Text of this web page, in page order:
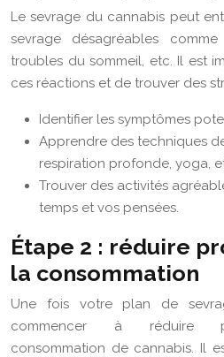
Le sevrage du cannabis peut
sevrage désagréables comme
troubles du sommeil, etc. Il est
ces réactions et de trouver des
Identifier les symptômes
Apprendre des techniques
respiration profonde, yoga,
Trouver des activités
temps et vos pensées.
Étape 2 : réduire
la consommation
Une fois votre plan de
commencer à réduire
consommation de cannabis. Il